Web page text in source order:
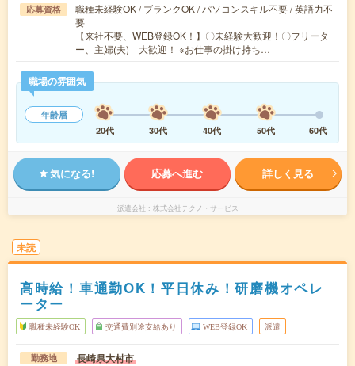
応募資格
職種未経験OK / ブランクOK / パソコンスキル不要 / 英語力不
要
【来社不要、WEB登録OK！】〇未経験大歓迎！〇フリータ
ー、主婦(夫) 大歓迎！ ※お仕事の掛け持ち…
職場の雰囲気
年齢層
20代
30代 40代 50代 60代
気になる! 応募へ進む 詳しく見る
派遣会社 株式会社テクノ・サービス
未読
高時給！車通勤OK！平日休み！研磨機オペレ
ーター
職種未経験OK 交通費別途支給あり WEB登録OK 派遣
勤務地 長崎県大村市